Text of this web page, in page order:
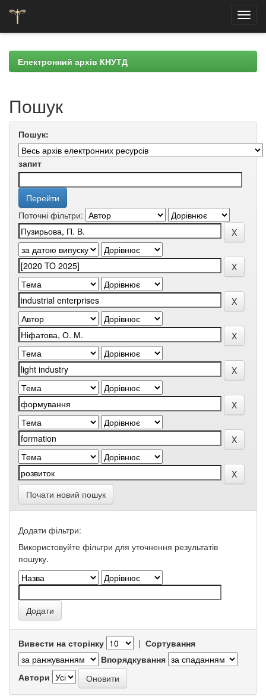
navigationЕлектронний архів КНУТД
Пошук
Пошук:
запит
Поточні фільтри:
Почати новий пошук
Додати фільтри:
Використовуйте фільтри для уточнення результатів
пошуку.
Вивести на сторінку | Сортування
Впорядкування
Автори